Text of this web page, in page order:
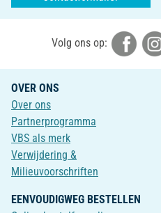
Volg ons op:
OVER ONS
Over ons
Partnerprogramma
VBS als merk
Verwijdering &
Milieuvoorschriften
EENVOUDIGWEG BESTELLEN